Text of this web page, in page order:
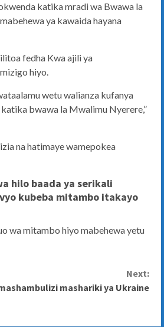
katika mradi wa Bwawa la
ya kawaida hayana
fedha Kwa ajili ya
hiyo.
wetu walianza kufanya
bwawa la Mwalimu Nyerere,”
na hatimaye wamepokea
hilo baada ya serikali
kubeba mitambo itakayo
wa mitambo hiyo mabehewa yetu
Next:
mashariki ya Ukraine